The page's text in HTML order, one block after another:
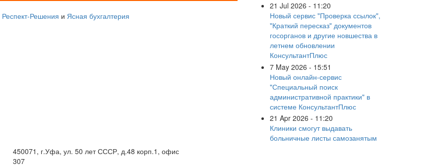
Респект-Решения и Ясная бухгалтерия
21 Jul 2026 - 11:20
Новый сервис "Проверка ссылок",
"Краткий пересказ" документов
госорганов и другие новшества в
летнем обновлении
КонсультантПлюс
7 May 2026 - 15:51
Новый онлайн-сервис
"Специальный поиск
административной практики" в
системе КонсультантПлюс
21 Apr 2026 - 11:20
Клиники смогут выдавать
больничные листы самозанятым
450071, г.Уфа, ул. 50 лет СССР, д.48 корп.1, офис
307